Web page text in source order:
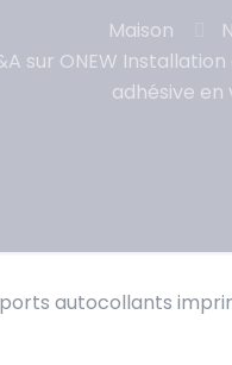
Maison
sur ONEW
adhésive
autocollants